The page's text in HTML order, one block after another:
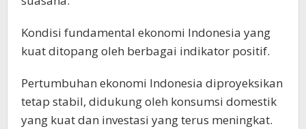
Kondisi fundamental ekonomi Indonesia yang
kuat ditopang oleh berbagai indikator positif.
Pertumbuhan ekonomi Indonesia diproyeksikan
tetap stabil, didukung oleh konsumsi domestik
yang kuat dan investasi yang terus meningkat.